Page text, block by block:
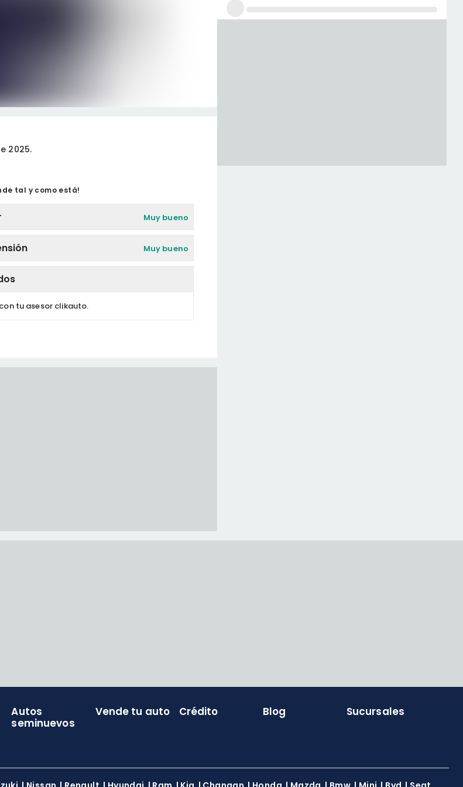
2025.
tal y como está!
Muy bueno
Muy bueno
tu asesor clikauto.
Autos
seminuevos
Vende tu auto Crédito Blog Sucursales